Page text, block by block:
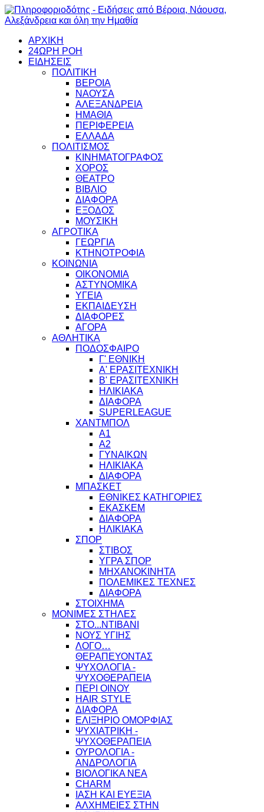
ΑΡΧΙΚΗ
24ΩΡΗ ΡΟΗ
ΕΙΔΗΣΕΙΣ
ΠΟΛΙΤΙΚΗ
ΒΕΡΟΙΑ
ΝΑΟΥΣΑ
ΑΛΕΞΑΝΔΡΕΙΑ
ΗΜΑΘΙΑ
ΠΕΡΙΦΕΡΕΙΑ
ΕΛΛΑΔΑ
ΠΟΛΙΤΙΣΜΟΣ
ΚΙΝΗΜΑΤΟΓΡΑΦΟΣ
ΧΟΡΟΣ
ΘΕΑΤΡΟ
ΒΙΒΛΙΟ
ΔΙΑΦΟΡΑ
ΕΞΟΔΟΣ
ΜΟΥΣΙΚΗ
ΑΓΡΟΤΙΚΑ
ΓΕΩΡΓΙΑ
ΚΤΗΝΟΤΡΟΦΙΑ
ΚΟΙΝΩΝΙΑ
ΟΙΚΟΝΟΜΙΑ
ΑΣΤΥΝΟΜΙΚΑ
ΥΓΕΙΑ
ΕΚΠΑΙΔΕΥΣΗ
ΔΙΑΦΟΡΕΣ
ΑΓΟΡΑ
ΑΘΛΗΤΙΚΑ
ΠΟΔΟΣΦΑΙΡΟ
Γ' ΕΘΝΙΚΗ
Α' ΕΡΑΣΙΤΕΧΝΙΚΗ
Β' ΕΡΑΣΙΤΕΧΝΙΚΗ
ΗΛΙΚΙΑΚΑ
ΔΙΑΦΟΡΑ
SUPERLEAGUE
ΧΑΝΤΜΠΟΛ
Α1
Α2
ΓΥΝΑΙΚΩΝ
ΗΛΙΚΙΑΚΑ
ΔΙΑΦΟΡΑ
ΜΠΑΣΚΕΤ
ΕΘΝΙΚΕΣ ΚΑΤΗΓΟΡΙΕΣ
ΕΚΑΣΚΕΜ
ΔΙΑΦΟΡΑ
ΗΛΙΚΙΑΚΑ
ΣΠΟΡ
ΣΤΙΒΟΣ
ΥΓΡΑ ΣΠΟΡ
ΜΗΧΑΝΟΚΙΝΗΤΑ
ΠΟΛΕΜΙΚΕΣ ΤΕΧΝΕΣ
ΔΙΑΦΟΡΑ
ΣΤΟΙΧΗΜΑ
ΜΟΝΙΜΕΣ ΣΤΗΛΕΣ
ΣΤΟ...ΝΤΙΒΑΝΙ
ΝΟΥΣ ΥΓΙΗΣ
ΛΟΓΟ…
ΘΕΡΑΠΕΥΟΝΤΑΣ
ΨΥΧΟΛΟΓΙΑ -
ΨΥΧΟΘΕΡΑΠΕΙΑ
ΠΕΡΙ ΟΙΝΟΥ
HAIR STYLE
ΔΙΑΦΟΡΑ
ΕΛΙΞΗΡΙΟ ΟΜΟΡΦΙΑΣ
ΨΥΧΙΑΤΡΙΚΗ -
ΨΥΧΟΘΕΡΑΠΕΙΑ
ΟΥΡΟΛΟΓΙΑ -
ΑΝΔΡΟΛΟΓΙΑ
ΒΙΟΛΟΓΙΚΑ ΝΕΑ
CHARM
ΙΑΣΗ ΚΑΙ ΕΥΕΞΙΑ
ΑΛΧΗΜΕΙΕΣ ΣΤΗΝ